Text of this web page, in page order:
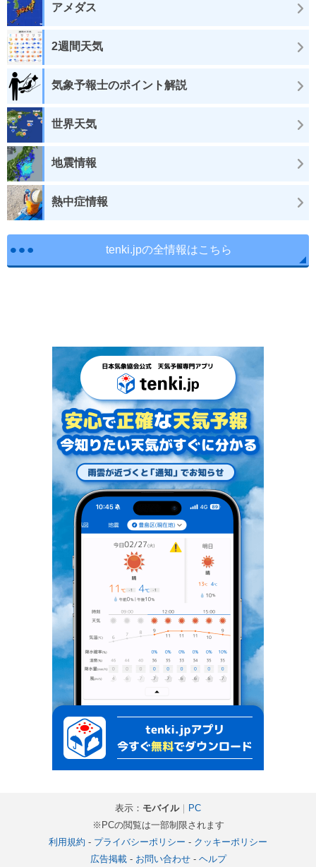
アメダス
2週間天気
気象予報士のポイント解説
世界天気
地震情報
熱中症情報
tenki.jpの全情報はこちら
表示： モバイル｜ PC
※PCの閲覧は一部制限されます
利用規約 - プライバシーポリシー - クッキーポリシー
広告掲載- お問い合わせ- ヘルプ